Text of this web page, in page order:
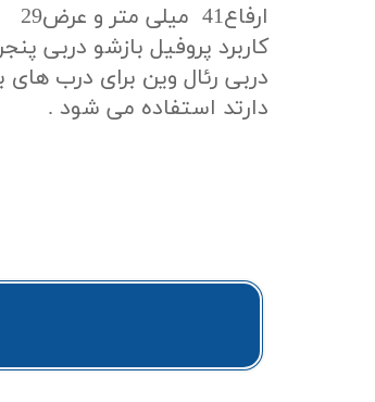
ارفاع41 میلی متر و عرض29 میلی متر باشد .
کاربرد پروفیل بازشو دربی
دربی رئال وین برای درب
دارتد استفاده می شود .​​​​​​​